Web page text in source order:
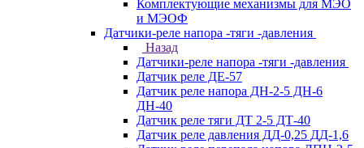
Комплектующие механизмы для МЭО
и МЭОФ
Датчики-реле напора -тяги -давления
Назад
Датчики-реле напора -тяги -давления
Датчик реле ДЕ-57
Датчик реле напора ДН-2-5 ДН-6
ДН-40
Датчик реле тяги ДТ 2-5 ДТ-40
Датчик реле давления ДД-0,25 ДД-1,6